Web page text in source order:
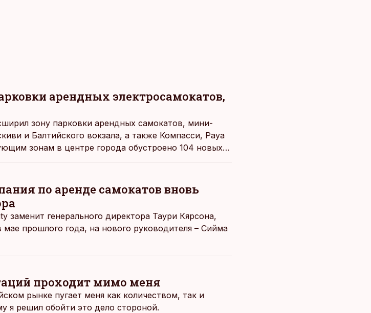
арендных электросамокатов,
зону парковки арендных самокатов, мини-
и Балтийского вокзала, а также Компасси, Рауa
зонам в центре города обустроено 104 новых
столичной горуправы.
по аренде самокатов вновь
заменит генерального директора Таури Кярсона,
прошлого года, на нового руководителя – Сийма
проходит мимо меня
рынке пугает меня как количеством, так и
я решил обойти это дело стороной.